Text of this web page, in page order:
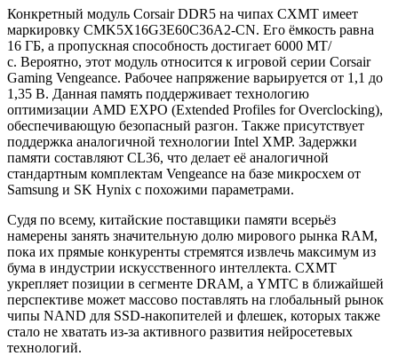
Конкретный модуль Corsair DDR5 на чипах CXMT имеет
маркировку CMK5X16G3E60C36A2-CN. Его ёмкость равна
16 ГБ, а пропускная способность достигает 6000 МТ/
с. Вероятно, этот модуль относится к игровой серии Corsair
Gaming Vengeance. Рабочее напряжение варьируется от 1,1 до
1,35 В. Данная память поддерживает технологию
оптимизации AMD EXPO (Extended Profiles for Overclocking),
обеспечивающую безопасный разгон. Также присутствует
поддержка аналогичной технологии Intel XMP. Задержки
памяти составляют CL36, что делает её аналогичной
стандартным комплектам Vengeance на базе микросхем от
Samsung и SK Hynix с похожими параметрами.
Cудя по всему, китайские поставщики памяти всерьёз
намерены занять значительную долю мирового рынка RAM,
пока их прямые конкуренты стремятся извлечь максимум из
бума в индустрии искусственного интеллекта. CXMT
укрепляет позиции в сегменте DRAM, а YMTC в ближайшей
перспективе может массово поставлять на глобальный рынок
чипы NAND для SSD-накопителей и флешек, которых также
стало не хватать из-за активного развития нейросетевых
технологий.